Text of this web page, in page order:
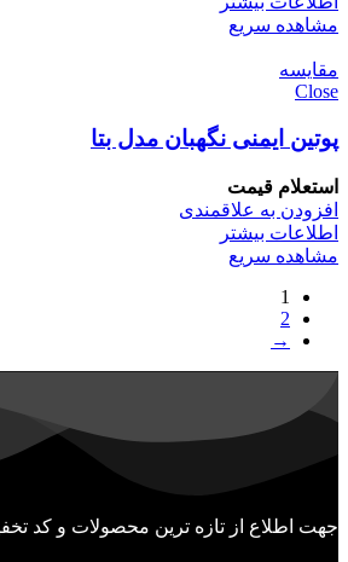
مشاهده سریع
مقایسه
Close
پوتین ایمنی نگهبان مدل بتا
استعلام قیمت
افزودن به علاقمندی
اطلاعات بیشتر
مشاهده سریع
1
2
→
جهت اطلاع از تازه ترین محصولات و کد